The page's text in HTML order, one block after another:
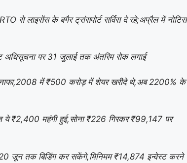
से लाइसेंस के बगैर ट्रांसपोर्ट सर्विस दे रहे;अप्रैल में नोटिस
अधिसूचना पर 31 जुलाई तक अंतरिम रोक लगाई
में ₹500 करोड़ में शेयर खरीदे थे,अब 2200% के
₹2,400 महंगी हुई,सोना ₹226 गिरकर ₹99,147 पर
जून तक बिडिंग कर सकेंगे,मिनिमम ₹14,874 इन्वेस्ट करने